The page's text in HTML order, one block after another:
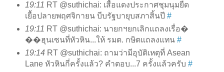
19:11 RT @suthichai: เสื้่อแดงประกาศชุมนุมยืด
เยื้อปลายพฤศจิกายน บีบรัฐบายุบสภาสิ้นปี #
19:11 RT @suthichai: นายกฯยกเลิกแถลงเรื่อ�
��ฮุนเซนที่หัวหิน...ให้ รมต. กษิตแถลงแทน #
19:14RT @suthichai: ถามว่ามีอุบัติเหตุที่ Asean
Lane หัวหินกี่ครั้งแล้ว? คำตอบ...7 ครั้งแล้วครับ #